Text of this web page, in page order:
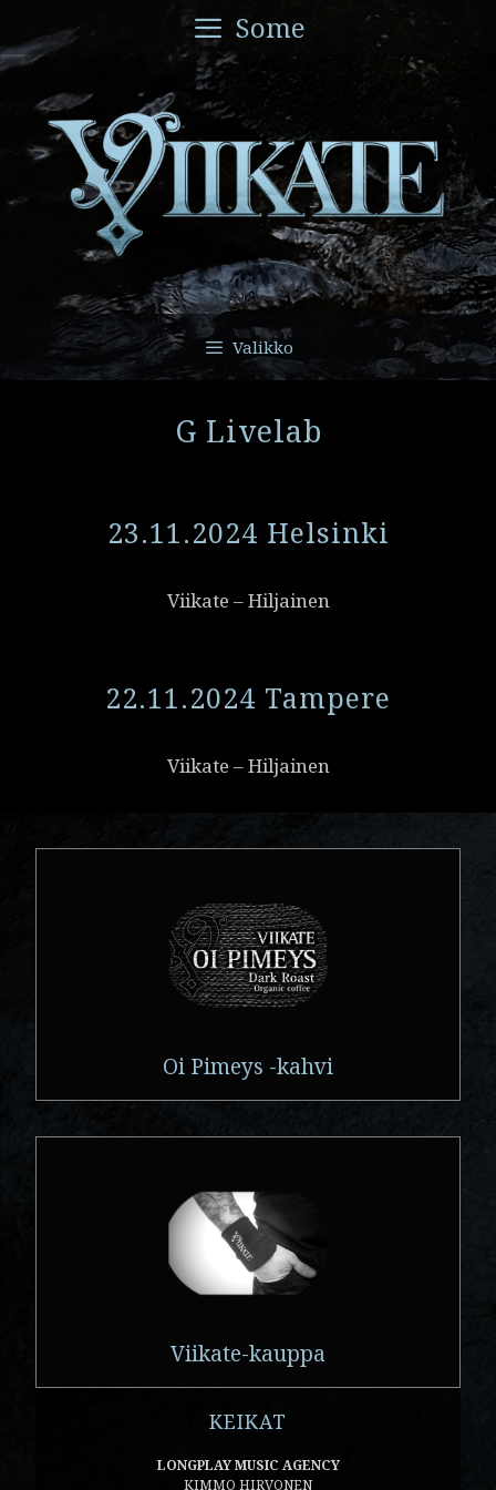
sisältöön
Some
Valikko
G Livelab
23.11.2024 Helsinki
Viikate – Hiljainen
22.11.2024 Tampere
Viikate – Hiljainen
Oi Pimeys -kahvi
Viikate-kauppa
KEIKAT
LONGPLAY MUSIC AGENCY
KIMMO HIRVONEN